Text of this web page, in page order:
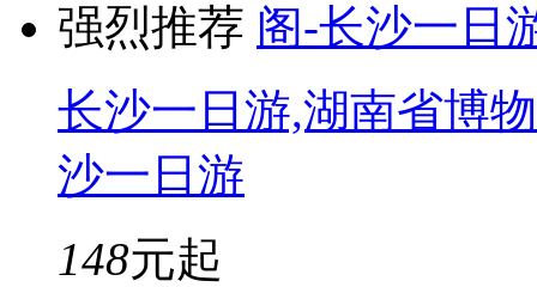
强烈推荐
长沙一日游,湖南省博
沙一日游
148元起